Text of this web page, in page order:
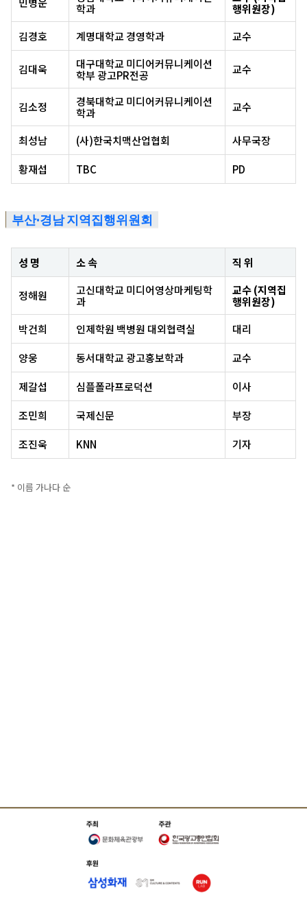
학과
행위원장)
김경호
계명대학교 경영학과 교수
김대욱
대구대학교 미디어커뮤니케이션
학부 광고PR전공
교수
김소정
경북대학교 미디어커뮤니케이션
학과
교수
최성남 (사)한국치맥산업협회
사무국장
황재섭
TBC PD
부산·경남 지역집행위원회
성 명 소 속 직 위
정해원
고신대학교 미디어영상마케팅학
과
교수 (지역집
행위원장)
박건희
인제학원 백병원 대외협력실
대리
양웅
동서대학교 광고홍보학과
교수
제갈섭
심플폴라프로덕션
이사
조민희
국제신문
부장
조진욱
KNN 기자
* 이름 가나다 순